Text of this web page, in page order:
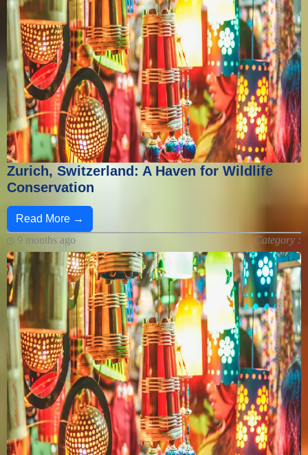
Zurich, Switzerland: A Haven for Wildlife
Conservation
Read More →
9 months ago
Category :